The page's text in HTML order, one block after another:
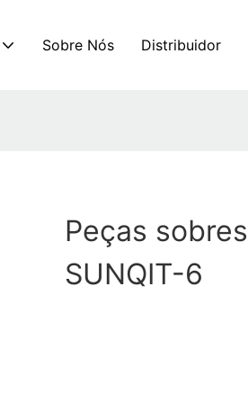
Sobre Nós Distribuidor
Peças
SUNQIT-6